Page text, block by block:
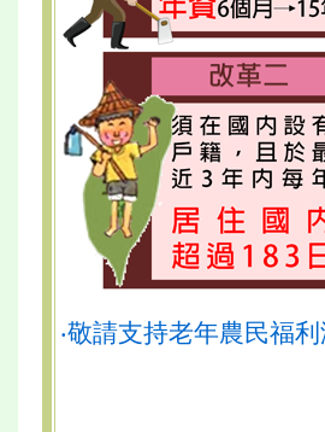
‧敬請支持老年農民福